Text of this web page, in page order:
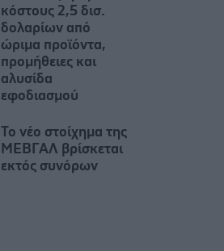
κόστους 2,5 δισ.
δολαρίων από
ώριμα προϊόντα,
προμήθειες και
αλυσίδα
εφοδιασμού
Το νέο στοίχημα της
ΜΕΒΓΑΛ βρίσκεται
εκτός συνόρων